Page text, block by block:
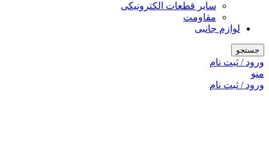
سایر قطعات الکترونیکی
مقاومت
لوازم جانبی
جستجو
ورود / ثبت نام
منو
ورود / ثبت نام